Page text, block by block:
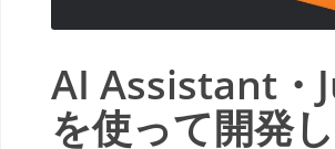
AI Assistant・
を使って開発